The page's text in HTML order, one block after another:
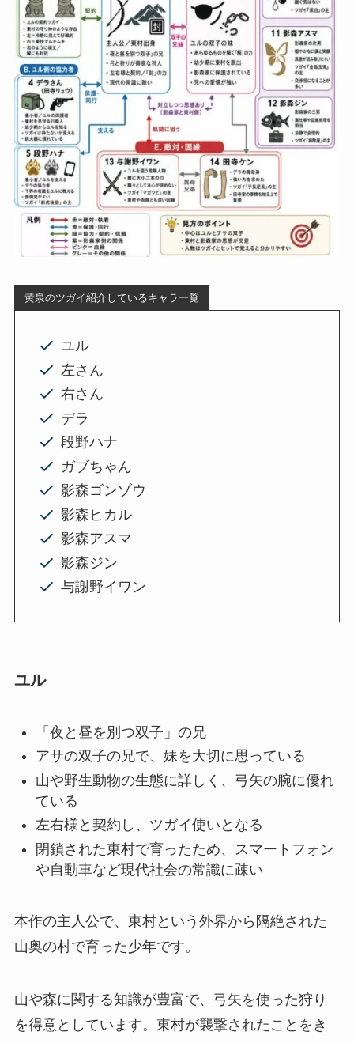
黄泉のツガイ紹介しているキャラ一覧
ユル
左さん
右さん
デラ
段野ハナ
ガブちゃん
影森ゴンゾウ
影森ヒカル
影森アスマ
影森ジン
与謝野イワン
ユル
「夜と昼を別つ双子」の兄
アサの双子の兄で、妹を大切に思っている
山や野生動物の生態に詳しく、弓矢の腕に優れ
ている
左右様と契約し、ツガイ使いとなる
閉鎖された東村で育ったため、スマートフォン
や自動車など現代社会の常識に疎い
本作の主人公で、東村という外界から隔絶された
山奥の村で育った少年です。
山や森に関する知識が豊富で、弓矢を使った狩り
を得意としています。東村が襲撃されたことをき